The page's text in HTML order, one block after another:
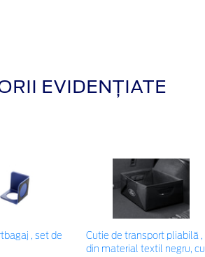
EVIDENȚIATE
, set de
Cutie de transport pliabilă ,
din material textil negru, cu